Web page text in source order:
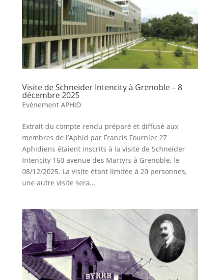
Visite de Schneider Intencity à Grenoble – 8
décembre 2025
Evénement APHID
Extrait du compte rendu préparé et diffusé aux
membres de l’Aphid par Francis Fournier 27
Aphidiens étaient inscrits à la visite de Schneider
Intencity 160 avenue des Martyrs à Grenoble, le
08/12/2025. La visite étant limitée à 20 personnes,
une autre visite sera...